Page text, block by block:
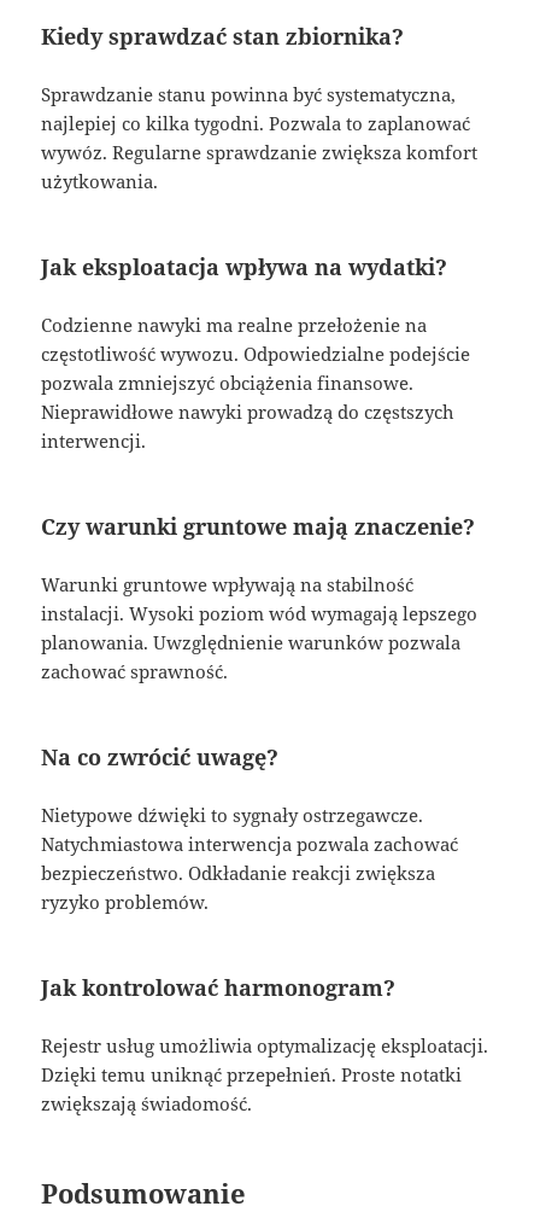
Kiedy sprawdzać stan zbiornika?
Sprawdzanie stanu powinna być systematyczna,
najlepiej co kilka tygodni. Pozwala to zaplanować
wywóz. Regularne sprawdzanie zwiększa komfort
użytkowania.
Jak eksploatacja wpływa na wydatki?
Codzienne nawyki ma realne przełożenie na
częstotliwość wywozu. Odpowiedzialne podejście
pozwala zmniejszyć obciążenia finansowe.
Nieprawidłowe nawyki prowadzą do częstszych
interwencji.
Czy warunki gruntowe mają znaczenie?
Warunki gruntowe wpływają na stabilność
instalacji. Wysoki poziom wód wymagają lepszego
planowania. Uwzględnienie warunków pozwala
zachować sprawność.
Na co zwrócić uwagę?
Nietypowe dźwięki to sygnały ostrzegawcze.
Natychmiastowa interwencja pozwala zachować
bezpieczeństwo. Odkładanie reakcji zwiększa
ryzyko problemów.
Jak kontrolować harmonogram?
Rejestr usług umożliwia optymalizację eksploatacji.
Dzięki temu uniknąć przepełnień. Proste notatki
zwiększają świadomość.
Podsumowanie